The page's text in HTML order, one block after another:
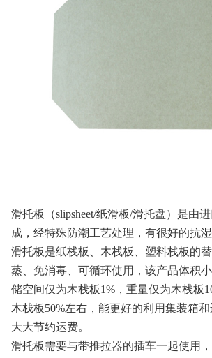
滑托板（slipsheet/纸滑板/滑托盘）是由
成，经特殊防潮工艺处理，有很好的抗湿
滑托板是纸栈板、木栈板、塑料栈板的
蒸、免消毒、可循环使用，该产品体积
储空间仅为木栈板1%，重量仅为木栈板
木栈板50%左右，能更好的利用集装箱和
大大节约运费。
滑托板需要与带推拉器的插车一起使用